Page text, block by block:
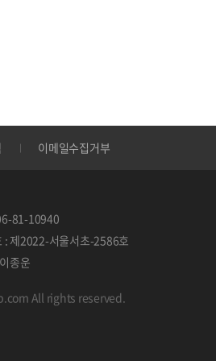
이메일수집거부
81-10940
: 제2022-서울서초-2586호
종운
All rights reserved.